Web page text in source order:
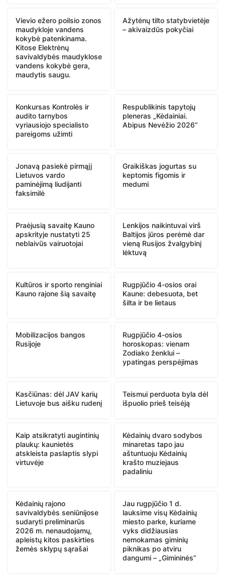
Vievio ežero poilsio zonos
maudykloje vandens
kokybė patenkinama.
Kitose Elektrėnų
savivaldybės maudyklose
vandens kokybė gera,
maudytis saugu.
Ažytėnų tilto statybvietėje
– akivaizdūs pokyčiai
Konkursas Kontrolės ir
audito tarnybos
vyriausiojo specialisto
pareigoms užimti
Respublikinis tapytojų
pleneras „Kėdainiai.
Abipus Nevėžio 2026“
Jonavą pasiekė pirmąjį
Lietuvos vardo
paminėjimą liudijanti
faksimilė
Graikiškas jogurtas su
keptomis figomis ir
medumi
Praėjusią savaitę Kauno
apskrityje nustatyti 25
neblaivūs vairuotojai
Lenkijos naikintuvai virš
Baltijos jūros perėmė dar
vieną Rusijos žvalgybinį
lėktuvą
Kultūros ir sporto renginiai
Kauno rajone šią savaitę
Rugpjūčio 4-osios orai
Kaune: debesuota, bet
šilta ir be lietaus
Mobilizacijos bangos
Rusijoje
Rugpjūčio 4-osios
horoskopas: vienam
Zodiako ženklui –
ypatingas perspėjimas
Kasčiūnas: dėl JAV karių
Lietuvoje bus aišku rudenį
Teismui perduota byla dėl
išpuolio prieš teisėją
Kaip atsikratyti augintinių
plaukų: kaunietės
atskleista paslaptis slypi
virtuvėje
Kėdainių dvaro sodybos
minaretas tapo jau
aštuntuoju Kėdainių
krašto muziejaus
padaliniu
Kėdainių rajono
savivaldybės seniūnijose
sudaryti preliminarūs
2026 m. nenaudojamų,
apleistų kitos paskirties
žemės sklypų sąrašai
Jau rugpjūčio 1 d.
lauksime visų Kėdainių
miesto parke, kuriame
vyks didžiausias
nemokamas giminių
piknikas po atviru
dangumi – „Gimininės”